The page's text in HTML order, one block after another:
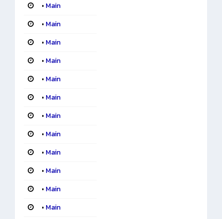
• Main
• Main
• Main
• Main
• Main
• Main
• Main
• Main
• Main
• Main
• Main
• Main